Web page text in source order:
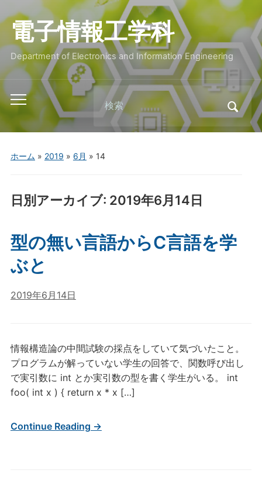
電子情報工学科
Department of Electronics and Information Engineering
Toggle
mobile
menu
Search
for:
ホーム » 2019 » 6月 » 14
日別アーカイブ: 2019年6月14日
型の無い言語からC言語を学
ぶと
2019年6月14日
情報構造論の中間試験の採点をしていて気づいたこと。
プログラムが解っていない学生の回答で、関数呼び出し
で実引数に int とか実引数の型を書く学生がいる。 int
foo( int x ) { return x * x […]
Continue Reading →